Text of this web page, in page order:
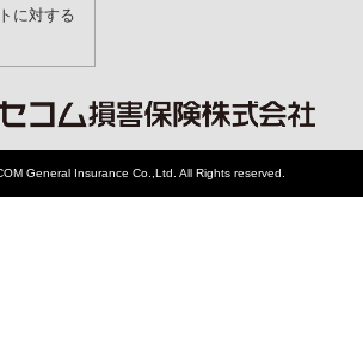
に対する
General Insurance Co.,Ltd. All Rights reserved.